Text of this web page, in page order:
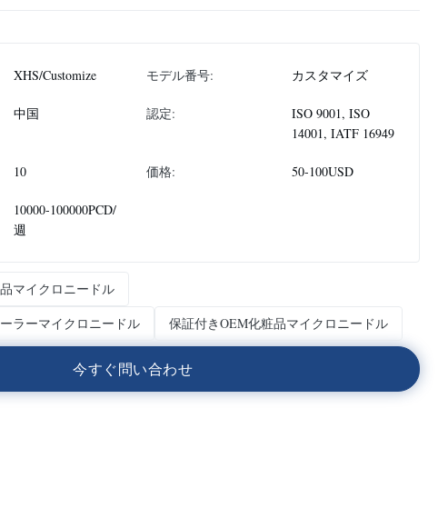
XHS/Customize モデル番号: カスタマイズ
中国 認定:
ISO 9001, ISO
14001, IATF 16949
10 価格: 50-100USD
10000-100000PCD/
週
マイクロニードル
ラーマイクロニードル
保証付きOEM化粧品マイクロニードル
今すぐ問い合わせ